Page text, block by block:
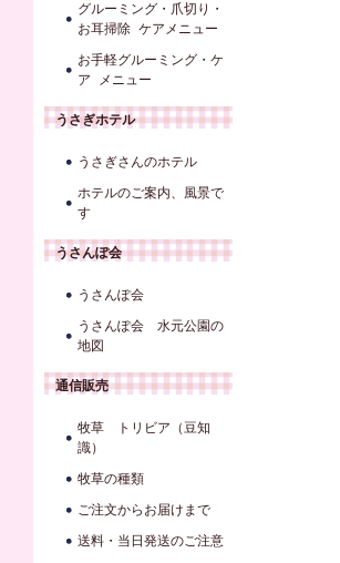
グルーミング・爪切り・
お耳掃除 ケアメニュー
お手軽グルーミング・ケ
ア メニュー
うさぎホテル
うさぎさんのホテル
ホテルのご案内、風景で
す
うさんぽ会
うさんぽ会
うさんぽ会 水元公園の
地図
通信販売
牧草 トリビア（豆知
識）
牧草の種類
ご注文からお届けまで
送料・当日発送のご注意